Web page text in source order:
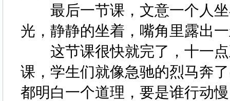
最后一节课，文意一个人坐
光，静静的坐着，嘴角里露出
这节课很快就完了，十一点
课，学生们就像急驰的烈马奔
都明白一个道理，要是谁行动